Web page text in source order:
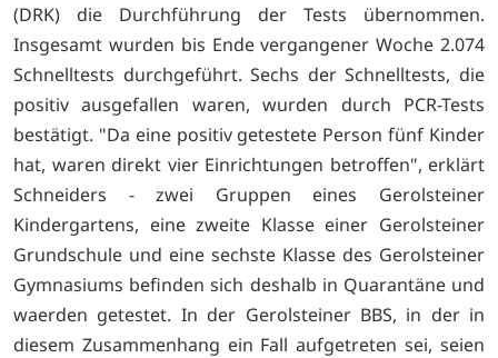
(DRK) die Durchführung der Tests übernommen.
Insgesamt wurden bis Ende vergangener Woche 2.074
Schnelltests durchgeführt. Sechs der Schnelltests, die
positiv ausgefallen waren, wurden durch PCR-Tests
bestätigt. "Da eine positiv getestete Person fünf Kinder
hat, waren direkt vier Einrichtungen betroffen", erklärt
Schneiders - zwei Gruppen eines Gerolsteiner
Kindergartens, eine zweite Klasse einer Gerolsteiner
Grundschule und eine sechste Klasse des Gerolsteiner
Gymnasiums befinden sich deshalb in Quarantäne und
waerden getestet. In der Gerolsteiner BBS, in der in
diesem Zusammenhang ein Fall aufgetreten sei, seien